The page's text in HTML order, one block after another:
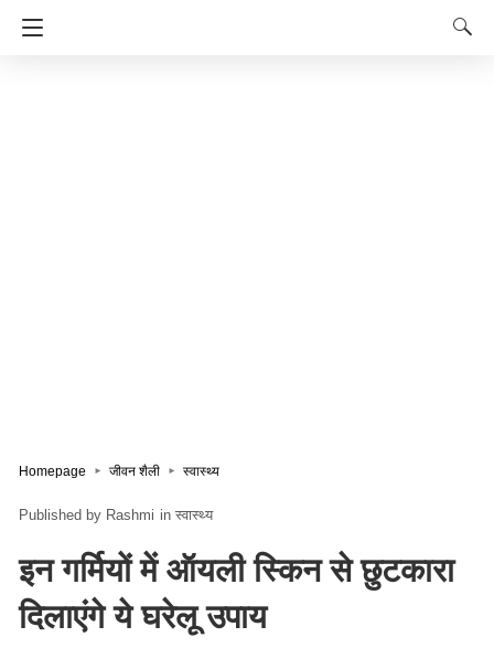
Homepage जीवन शैली स्वास्थ्य
Rashmi in स्वास्थ्य
इन गर्मियों में ऑयली स्किन से छुटकारा
दिलाएंगे ये घरेलू उपाय